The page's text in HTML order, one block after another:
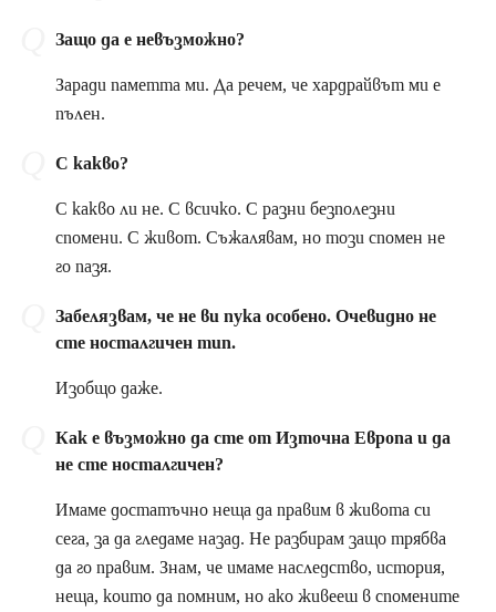
Защо да е невъзможно?
Заради паметта ми. Да речем, че хардрайвът ми е
пълен.
С какво?
С какво ли не. С всичко. С разни безполезни
спомени. С живот. Съжалявам, но този спомен не
го пазя.
Забелязвам, че не ви пука особено. Очевидно не
сте носталгичен тип.
Изобщо даже.
Как е възможно да сте от Източна Европа и да
не сте носталгичен?
Имаме достатъчно неща да правим в живота си
сега, за да гледаме назад. Не разбирам защо трябва
да го правим. Знам, че имаме наследство, история,
неща, които да помним, но ако живееш в спомените